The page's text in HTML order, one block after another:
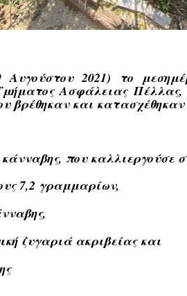
Αυγούστου 2021) το
Ασφάλειας
βρέθηκαν και κατασχέθηκαν
που καλλιεργούσε
7,2 γραμμαρίων,
ζυγαριά ακριβείας και